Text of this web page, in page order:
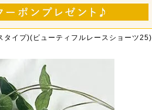
タイプ)(ビューティフルレースショーツ25)